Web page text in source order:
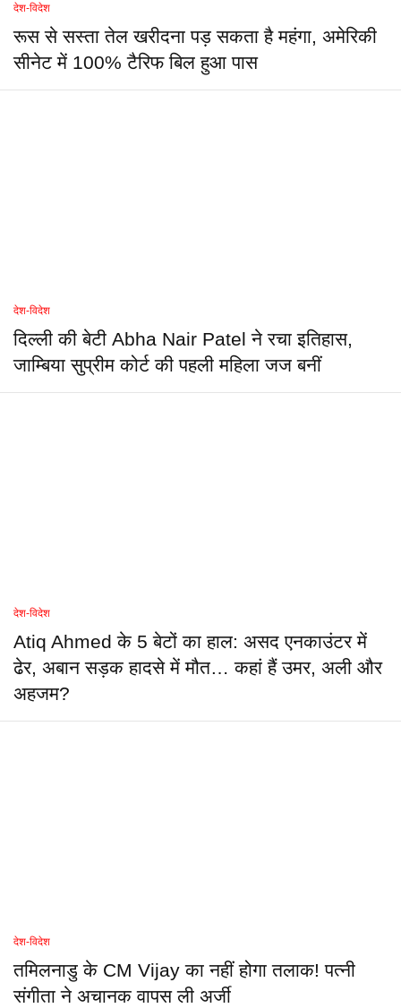
देश-विदेश
रूस से सस्ता तेल खरीदना पड़ सकता है महंगा, अमेरिकी
सीनेट में 100% टैरिफ बिल हुआ पास
देश-विदेश
दिल्ली की बेटी Abha Nair Patel ने रचा इतिहास,
जाम्बिया सुप्रीम कोर्ट की पहली महिला जज बनीं
देश-विदेश
Atiq Ahmed के 5 बेटों का हाल: असद एनकाउंटर में
ढेर, अबान सड़क हादसे में मौत… कहां हैं उमर, अली और
अहजम?
देश-विदेश
तमिलनाडु के CM Vijay का नहीं होगा तलाक! पत्नी
संगीता ने अचानक वापस ली अर्जी